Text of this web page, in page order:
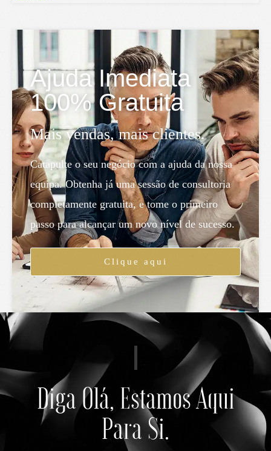
Ajuda Imediata
100% Gratuita
Mais vendas, mais clientes.
Catapulte o seu negócio com a ajuda da nossa
equipa. Obtenha já uma sessão de consultoria
completamente gratuita, e tome o primeiro
passo para alcançar um novo nível de sucesso.
Clique aqui
Diga Olá, Estamos Aqui
Para Si.